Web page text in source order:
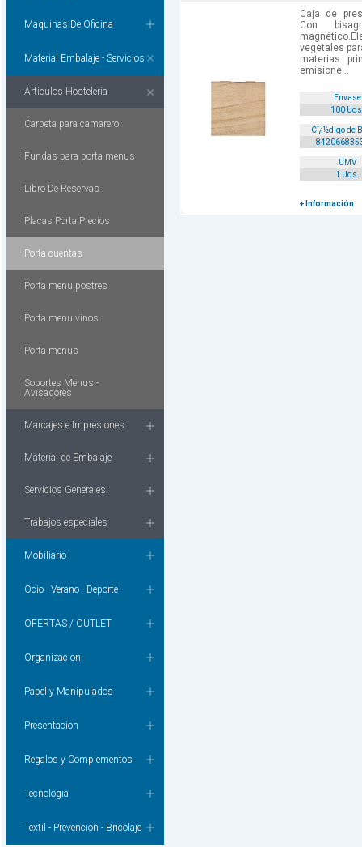
Maquinas De Oficina
Material Embalaje - Servicios
Articulos Hosteleria
Carpeta para camarero
Fundas para porta menus
Libro De Reservas
Placas Porta Precios
Porta cuentas
Porta menu postres
Porta menu vinos
Porta menus
Soportes Menus -
Avisadores
Marcajes e Impresiones
Material de Embalaje
Servicios Generales
Trabajos especiales
Mobiliario
Ocio - Verano - Deporte
OFERTAS / OUTLET
Organizacion
Papel y Manipulados
Presentacion
Regalos y Complementos
Tecnologia
Textil - Prevencion - Bricolaje
Caja de
Con
vegetales
materias
emisione...
Envase
100
Cï¿½digo de
UMV
1 Uds.
+ Información